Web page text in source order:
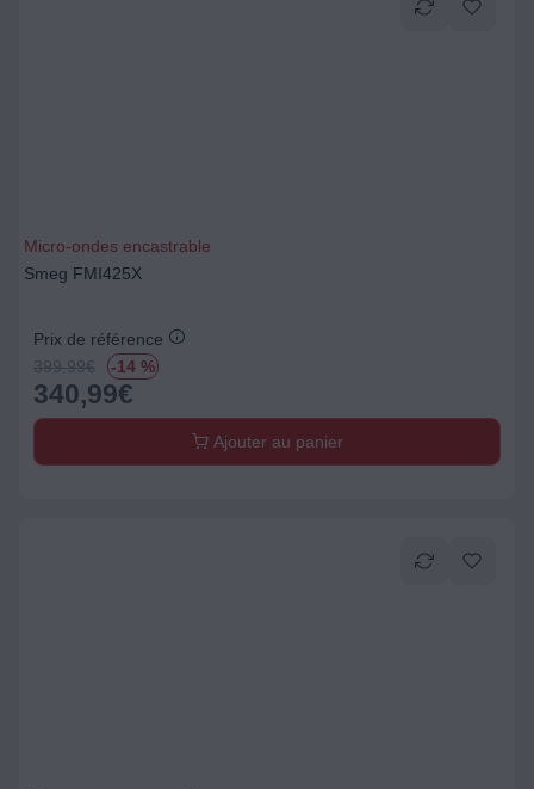
Micro-ondes encastrable
Smeg FMI425X
Prix de référence
399.99€ -14 %
340,99€
Ajouter au panier